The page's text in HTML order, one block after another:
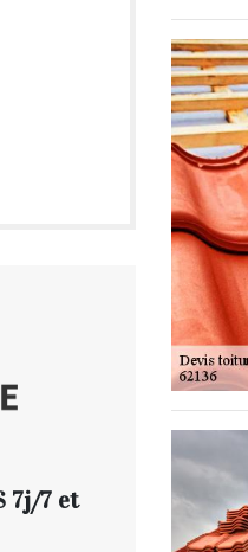
7j/7 et